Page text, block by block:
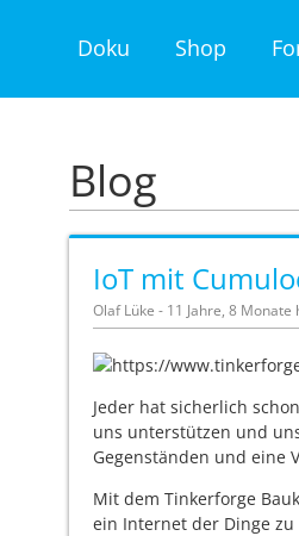
Doku Shop
Blog
IoT mit
Olaf Lüke - 11 Jahre, 8 Monate
Jeder hat sicherlich
uns unterstützen und
Gegenständen und eine
Mit dem Tinkerforge
ein Internet der Dinge